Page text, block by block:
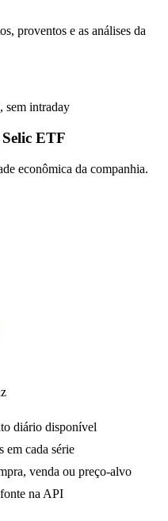
proventos e as análises da
sem intraday
ETF
econômica da companhia.
diário disponível
em cada série
venda ou preço-alvo
na API